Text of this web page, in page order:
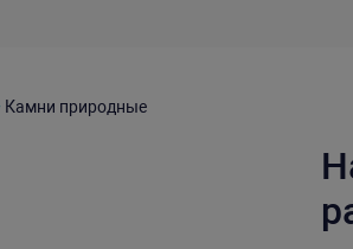
Камни природные